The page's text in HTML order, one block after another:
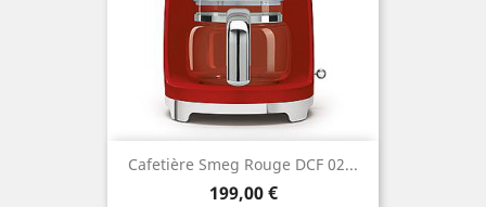
Cafetière Smeg Rouge DCF 02...
Prix
199,00 €